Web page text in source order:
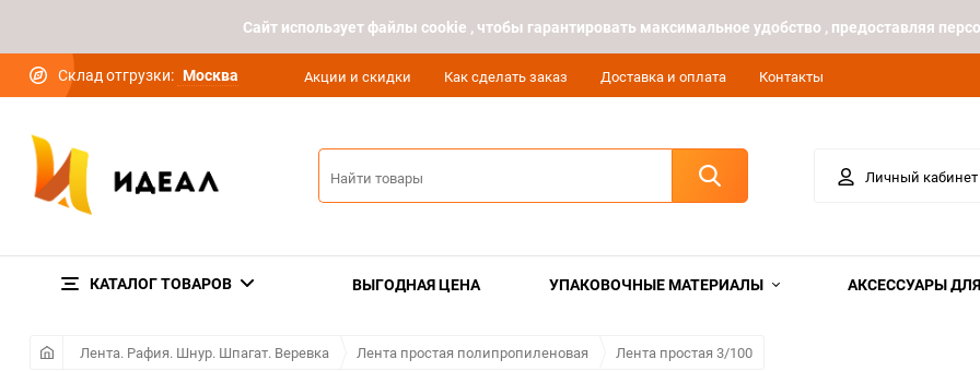
Cайт использует файлы cookie , чтобы гарантировать максимальное удобство , предоставляя
Склад отгрузки: Москва Акции и скидки Как сделать заказ Доставка и оплата Контакты
Личный кабинет
КАТАЛОГ ТОВАРОВ ВЫГОДНАЯ ЦЕНА УПАКОВОЧНЫЕ МАТЕРИАЛЫ АКСЕССУАРЫ
Лента. Рафия. Шнур. Шпагат. Веревка Лента простая полипропиленовая Лента простая 3/100